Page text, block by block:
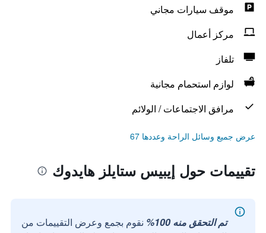
موقف سيارات مجاني
مركز أعمال
تلفاز
لوازم استحمام مجانية
مرافق الاجتماعات / الولائم
عرض جميع وسائل الراحة وعددها 67
تقييمات حول إيبيس ستايلز هايدوك
تم التحقق منه 100%
نقوم بجمع وعرض التقييمات من